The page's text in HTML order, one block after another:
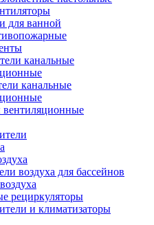
для ванной
канальные
канальные
вентиляционные
воздуха для бассейнов
рециркуляторы
и климатизаторы